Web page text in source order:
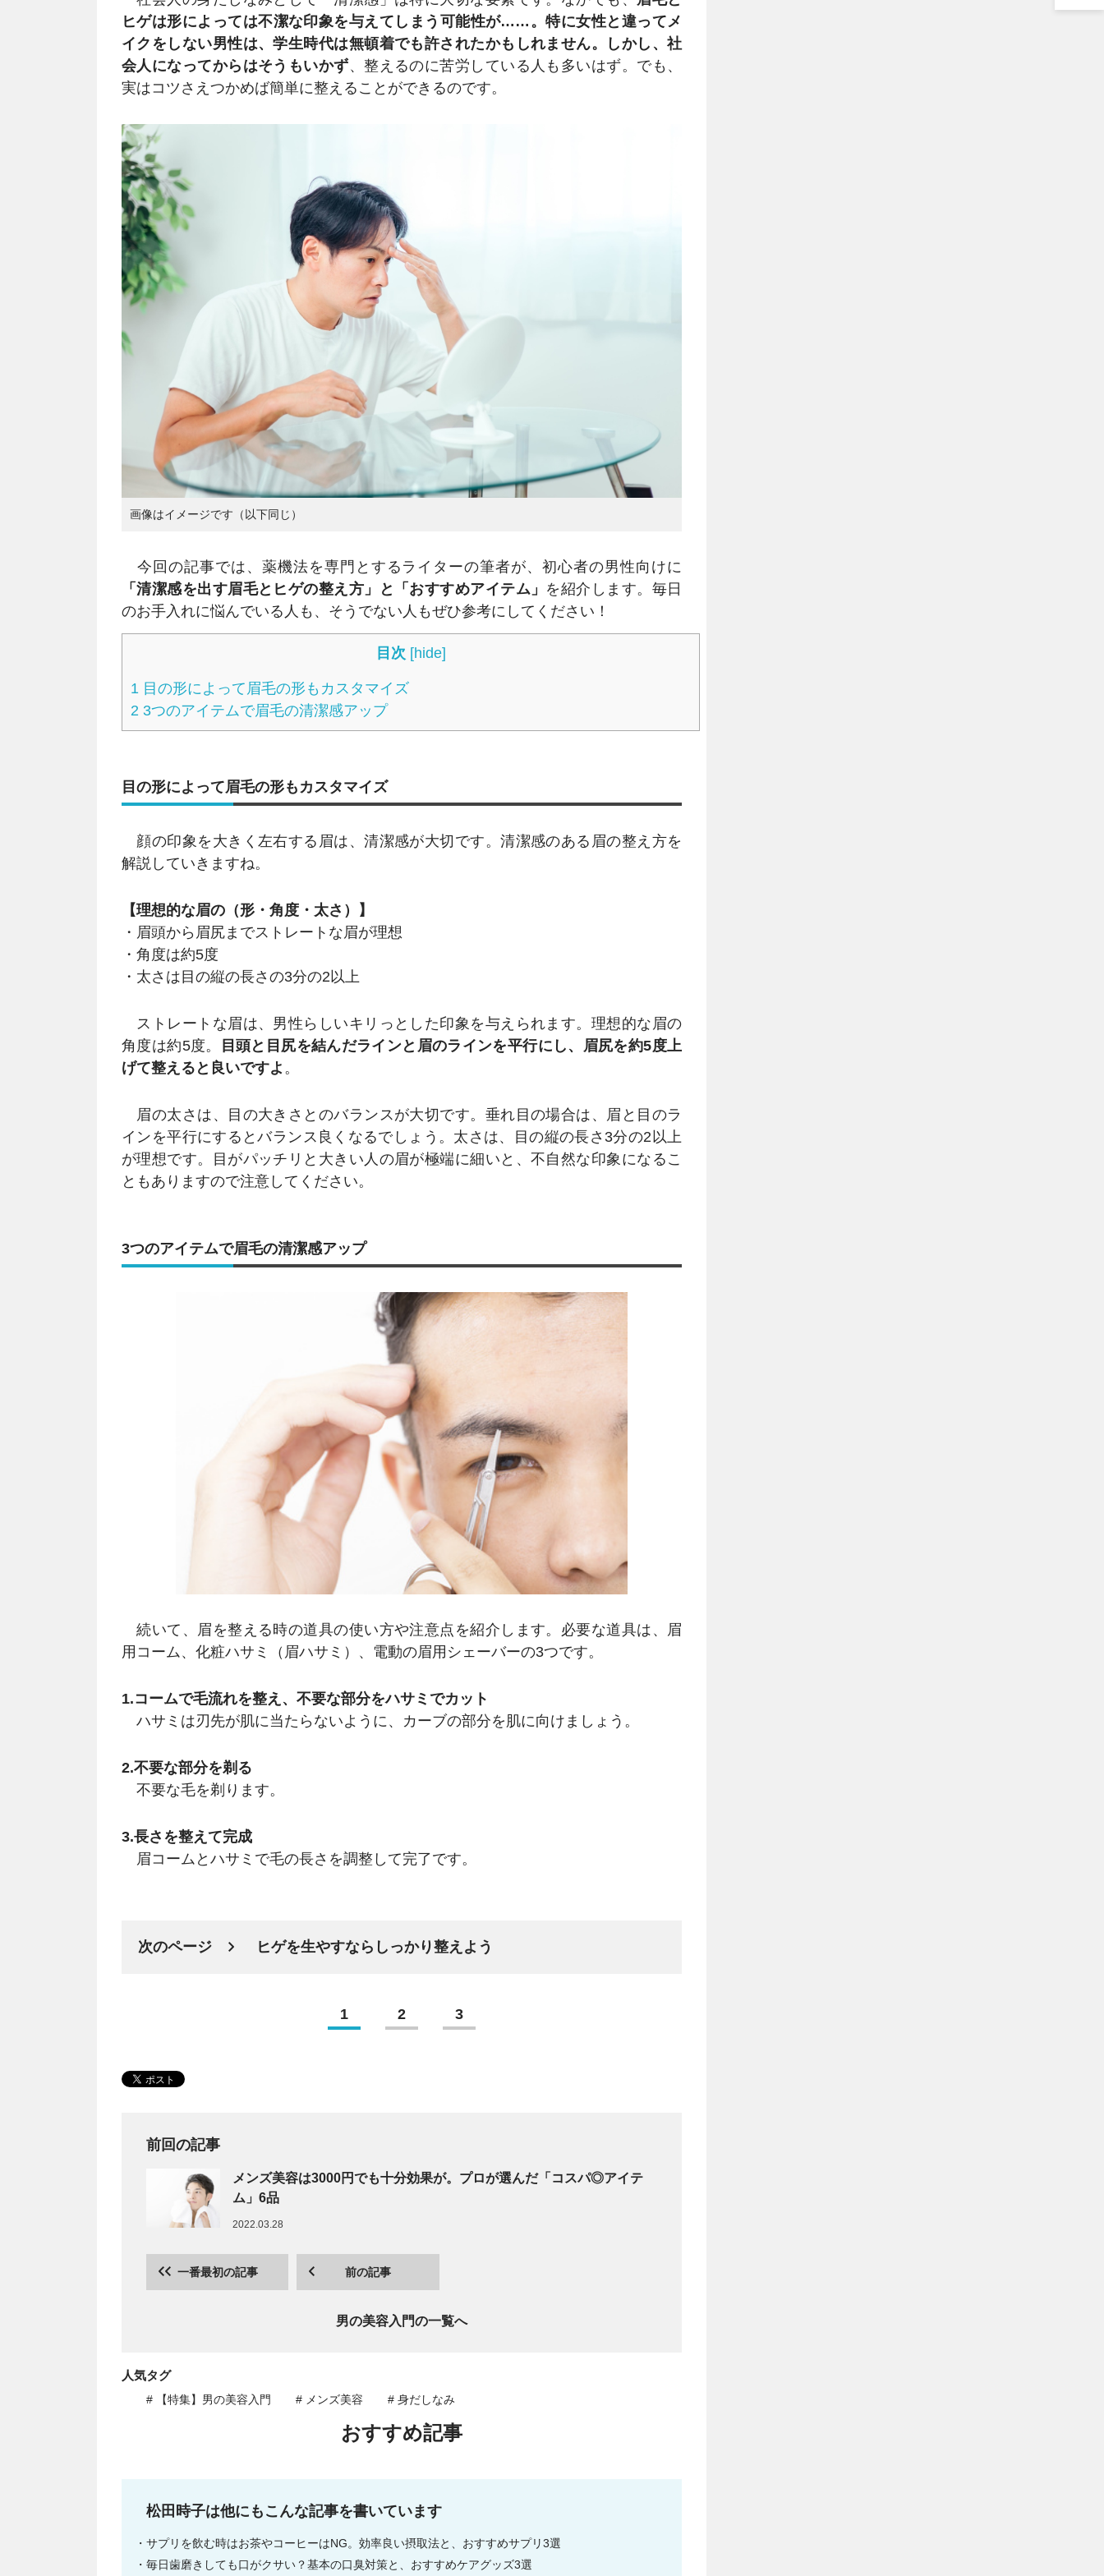
ヒゲは形によっては不潔な印象を与えてしまう可能性が……。特に女性と違ってメ
イクをしない男性は、学生時代は無頓着でも許されたかもしれません。しかし、社
会人になってからはそうもいかず、整えるのに苦労している人も多いはず。でも、
実はコツさえつかめば簡単に整えることができるのです。
画像はイメージです（以下同じ）
今回の記事では、薬機法を専門とするライターの筆者が、初心者の男性向けに
「清潔感を出す眉毛とヒゲの整え方」と「おすすめアイテム」 を紹介します。毎日
のお手入れに悩んでいる人も、そうでない人もぜひ参考にしてください！
目次 [hide]
1 目の形によって眉毛の形もカスタマイズ
2 3つのアイテムで眉毛の清潔感アップ
目の形によって眉毛の形もカスタマイズ
顔の印象を大きく左右する眉は、清潔感が大切です。清潔感のある眉の整え方を
解説していきますね。
【理想的な眉の（形・角度・太さ）】
・眉頭から眉尻までストレートな眉が理想
・角度は約5度
・太さは目の縦の長さの3分の2以上
ストレートな眉は、男性らしいキリっとした印象を与えられます。理想的な眉の
角度は約5度。
目頭と目尻を結んだラインと眉のラインを平行にし、眉尻を約5度上
げて整えると良いですよ。
眉の太さは、目の大きさとのバランスが大切です。垂れ目の場合は、眉と目のラ
インを平行にするとバランス良くなるでしょう。太さは、目の縦の長さ3分の2以上
が理想です。目がパッチリと大きい人の眉が極端に細いと、不自然な印象になるこ
ともありますので注意してください。
3つのアイテムで眉毛の清潔感アップ
続いて、眉を整える時の道具の使い方や注意点を紹介します。必要な道具は、眉
用コーム、化粧ハサミ（眉ハサミ）、電動の眉用シェーバーの3つです。
1.コームで毛流れを整え、不要な部分をハサミでカット
ハサミは刃先が肌に当たらないように、カーブの部分を肌に向けましょう。
2.不要な部分を剃る
不要な毛を剃ります。
3.長さを整えて完成
眉コームとハサミで毛の長さを調整して完了です。
次のページ ヒゲを生やすならしっかり整えよう
1 2 3
前回の記事
メンズ美容は3000円でも十分効果が。プロが選んだ「コスパ◎アイテ
ム」6品
2022.03.28
一番最初の記事 前の記事
男の美容入門の一覧へ
人気タグ
# 【特集】男の美容入門 # メンズ美容 # 身だしなみ
おすすめ記事
松田時子は他にもこんな記事を書いています
サプリを飲む時はお茶やコーヒーはNG。効率良い摂取法と、おすすめサプリ3選
毎日歯磨きしても口がクサい？基本の口臭対策と、おすすめケアグッズ3選